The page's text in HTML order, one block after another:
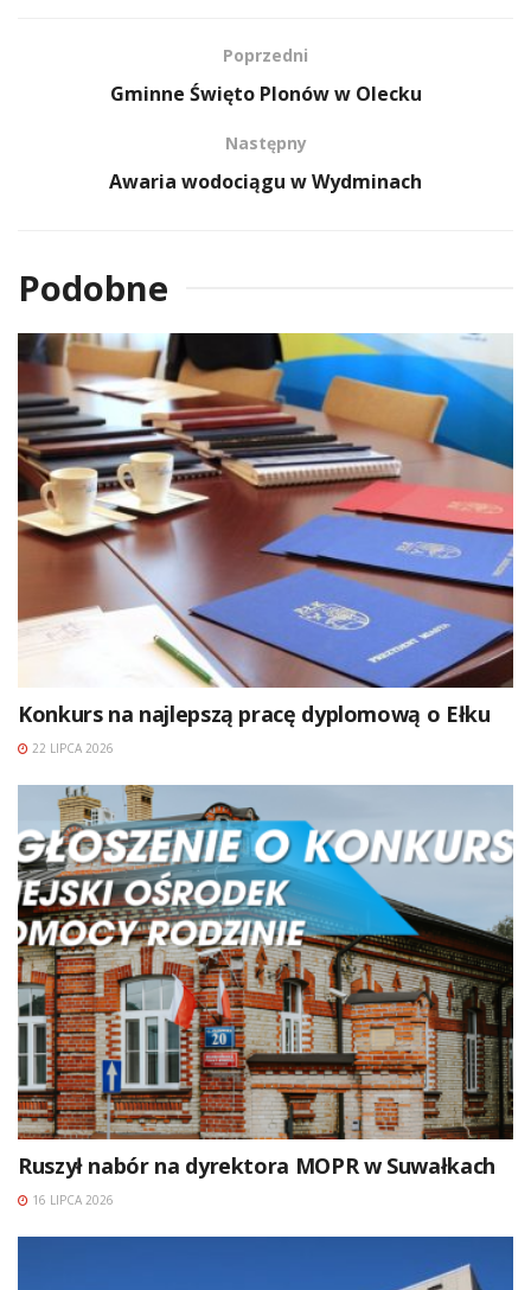
Poprzedni
Gminne Święto Plonów w Olecku
Następny
Awaria wodociągu w Wydminach
Podobne
Konkurs na najlepszą pracę dyplomową o Ełku
22 LIPCA 2026
Ruszył nabór na dyrektora MOPR w Suwałkach
16 LIPCA 2026